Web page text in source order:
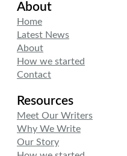
About
Home
Latest News
About
How we started
Contact
Resources
Meet Our Writers
Why We Write
Our Story